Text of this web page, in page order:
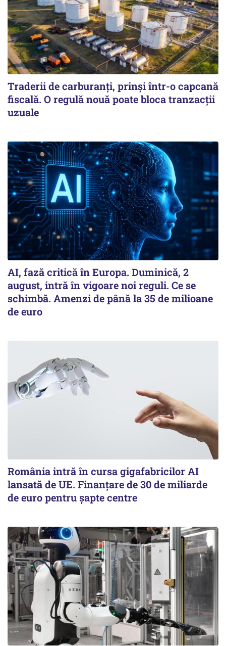
Traderii de carburanți, prinși într-o capcană
fiscală. O regulă nouă poate bloca tranzacții
uzuale
AI, fază critică în Europa. Duminică, 2
august, intră în vigoare noi reguli. Ce se
schimbă. Amenzi de până la 35 de milioane
de euro
România intră în cursa gigafabricilor AI
lansată de UE. Finanțare de 30 de miliarde
de euro pentru șapte centre